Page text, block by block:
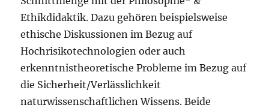
Ethikdidaktik. Dazu gehören beispielsweise
ethische Diskussionen im Bezug auf
Hochrisikotechnologien oder auch
erkenntnistheoretische Probleme im Bezug auf
die Sicherheit/Verlässlichkeit
naturwissenschaftlichen Wissens. Beide